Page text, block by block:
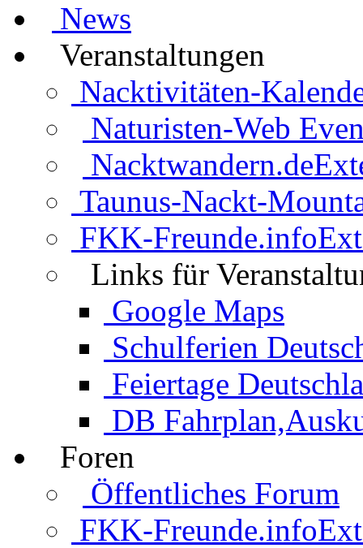
News
Veranstaltungen
Nacktivitäten-
Naturisten-Web
Nacktwandern.de
Taunus-Nackt-
FKK-Freunde.info
Links für
Google Maps
Schulferien
Feiertage
DB
Foren
Öffentliches Forum
FKK-Freunde.info